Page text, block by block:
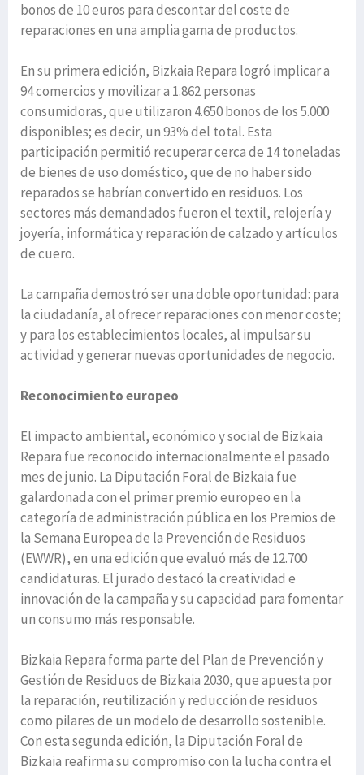
bonos de 10 euros para descontar del coste de
reparaciones en una amplia gama de productos.
En su primera edición, Bizkaia Repara logró implicar a
94 comercios y movilizar a 1.862 personas
consumidoras, que utilizaron 4.650 bonos de los 5.000
disponibles; es decir, un 93% del total. Esta
participación permitió recuperar cerca de 14 toneladas
de bienes de uso doméstico, que de no haber sido
reparados se habrían convertido en residuos. Los
sectores más demandados fueron el textil, relojería y
joyería, informática y reparación de calzado y artículos
de cuero.
La campaña demostró ser una doble oportunidad: para
la ciudadanía, al ofrecer reparaciones con menor coste;
y para los establecimientos locales, al impulsar su
actividad y generar nuevas oportunidades de negocio.
Reconocimiento europeo
El impacto ambiental, económico y social de Bizkaia
Repara fue reconocido internacionalmente el pasado
mes de junio. La Diputación Foral de Bizkaia fue
galardonada con el primer premio europeo en la
categoría de administración pública en los Premios de
la Semana Europea de la Prevención de Residuos
(EWWR), en una edición que evaluó más de 12.700
candidaturas. El jurado destacó la creatividad e
innovación de la campaña y su capacidad para fomentar
un consumo más responsable.
Bizkaia Repara forma parte del Plan de Prevención y
Gestión de Residuos de Bizkaia 2030, que apuesta por
la reparación, reutilización y reducción de residuos
como pilares de un modelo de desarrollo sostenible.
Con esta segunda edición, la Diputación Foral de
Bizkaia reafirma su compromiso con la lucha contra el